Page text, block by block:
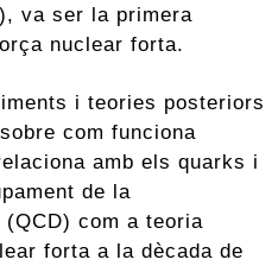
va ser la primera
nuclear forta.
i teories posteriors
com funciona
amb els quarks i
de la
com a teoria
forta a la dècada de